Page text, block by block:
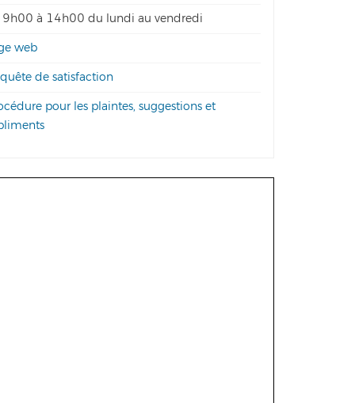
à 14h00 du lundi au vendredi
web
de satisfaction
pour les plaintes, suggestions et